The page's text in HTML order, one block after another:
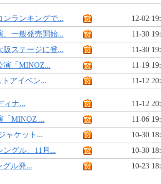
ンランキングで...
12-02
、一般発売開始...
11-30
阪ステージに登...
11-30
「MINOZ...
11-19
アイベン...
11-12
ィナ...
11-12
「MINOZ ...
11-06
ャケット...
10-30
グル、11月...
10-30
ル発...
10-23